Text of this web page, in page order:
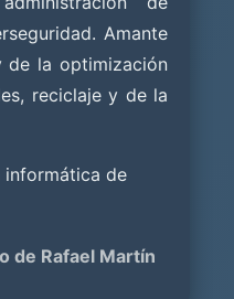
Amante
de la optimización
reciclaje y de la
informática de
de Rafael Martín